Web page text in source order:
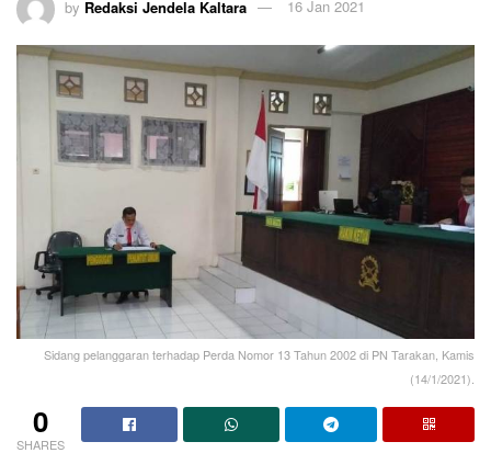
by Redaksi Jendela Kaltara 16 Jan 2021
Sidang pelanggaran terhadap Perda Nomor 13 Tahun 2002 di PN Tarakan, Kamis
(14/1/2021).
0
SHARES